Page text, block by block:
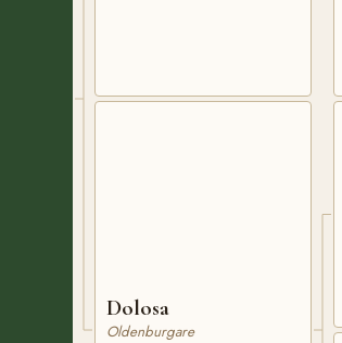
Dolosa
Oldenburgare